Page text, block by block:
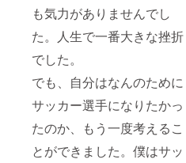
も気力がありませんでし
た。人生で一番大きな挫折
でした。
でも、自分はなんのために
サッカー選手になりたかっ
たのか、もう一度考えるこ
とができました。僕はサッ